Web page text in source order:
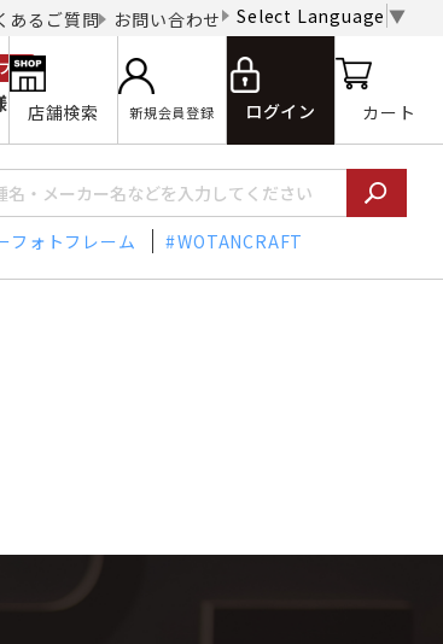
あるご質問 お問い合わせ Select Language ▼
ロ
店舗検索 新規会員登録 ログイン カート
フォトフレーム WOTANCRAFT